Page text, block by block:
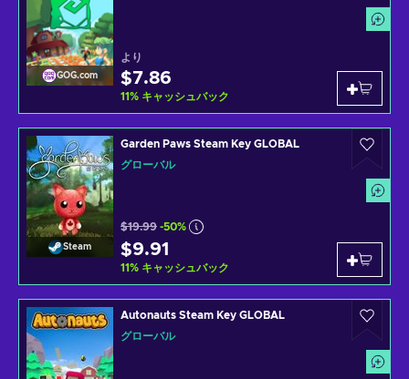
GOG.com
より
$7.86
11% キャッシュバック
Steam
Garden Paws Steam Key GLOBAL
グローバル
$19.99 -50%
$9.91
11% キャッシュバック
Autonauts Steam Key GLOBAL
グローバル